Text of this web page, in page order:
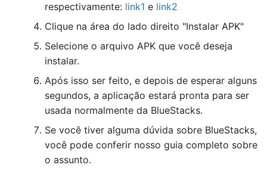
respectivamente: link1 e link2
Clique na área do lado direito "Instalar APK"
Selecione o arquivo APK que você deseja
instalar.
Após isso ser feito, e depois de esperar alguns
segundos, a aplicação estará pronta para ser
usada normalmente da BlueStacks.
Se você tiver alguma dúvida sobre BlueStacks,
você pode conferir nosso guia completo sobre
o assunto.